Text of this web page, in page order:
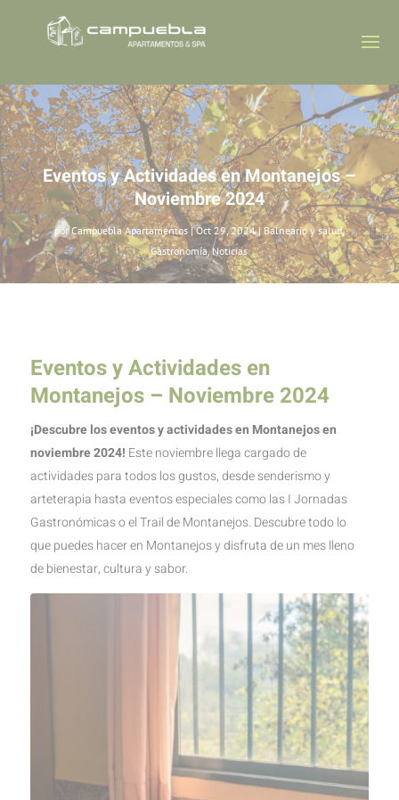
Eventos y Actividades en Montanejos –
Noviembre 2024
porCampuebla Apartamentos|Oct 29, 2024|Balneario y salud,
Gastronomía,Noticias
Eventos y Actividades en
Montanejos – Noviembre 2024
¡Descubre los eventos y actividades en Montanejos en
noviembre 2024! Este noviembre llega cargado de
actividades para todos los gustos, desde senderismo y
arteterapia hasta eventos especiales como las I Jornadas
Gastronómicas o el Trail de Montanejos. Descubre todo lo
que puedes hacer en Montanejos y disfruta de un mes lleno
de bienestar, cultura y sabor.